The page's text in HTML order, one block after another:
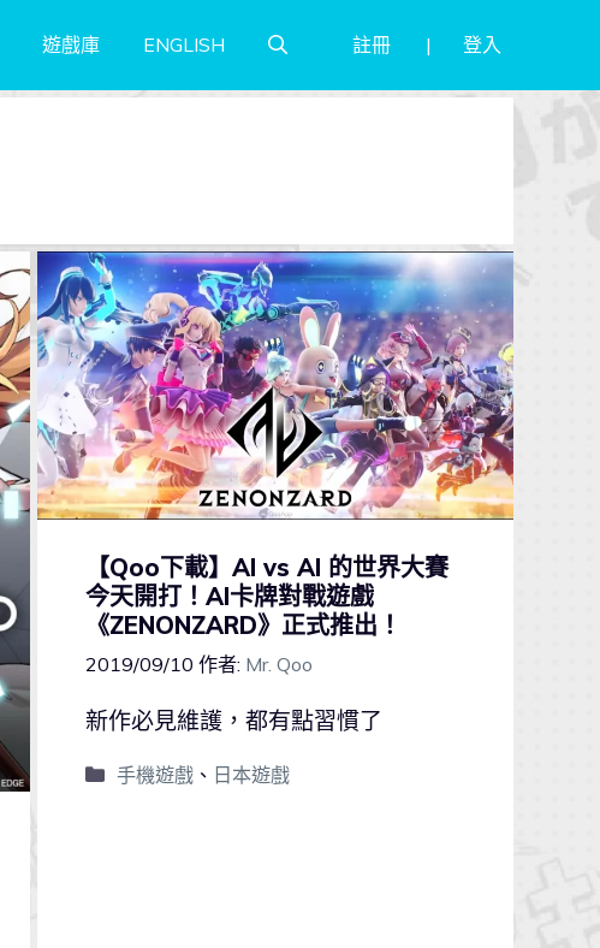
遊戲庫 ENGLISH 註冊 登入
【Qoo下載】AI vs AI 的世界大賽
今天開打！AI卡牌對戰遊戲
《ZENONZARD》正式推出！
2019/09/10 作者: Mr. Qoo
新作必見維護，都有點習慣了
手機遊戲、 日本遊戲